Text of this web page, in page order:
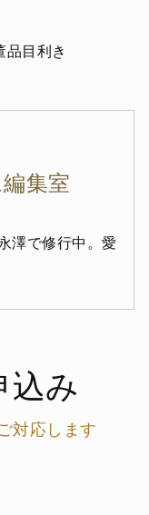
目利き
集室
澤で修行中。愛
込み
対応します